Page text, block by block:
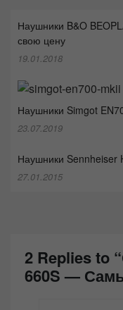
Наушники B&O
свою цену
19.01.2018
Наушники Simgot
23.07.2019
Наушники Sennheiser
27.01.2015
2 Replies to
660S —